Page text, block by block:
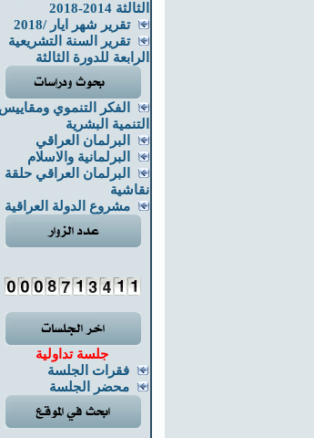
الثالثة 2014-2018
تقرير شهر ايار /2018
تقرير السنة التشريعية
الرابعة للدورة الثالثة
الفكر التنموي ومقاييس
التنمية البشرية
البرلمان العراقي
البرلمانية والاسلام
البرلمان العراقي حلقة
نقاشية
مشروع الدولة العراقية
جلسة تداولية
فقرات الجلسة
محضر الجلسة